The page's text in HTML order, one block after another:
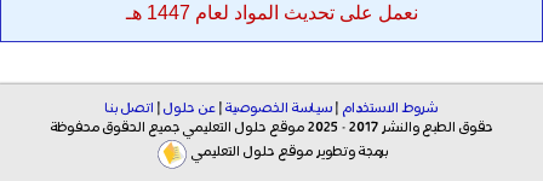
نعمل على تحديث المواد لعام 1447 هـ
شروط الاستخدام | سياسة الخصوصية | عن حلول | اتصل بنا
حقوق الطبع والنشر 2017 - 2025 موقع حلول التعليمي جميع الحقوق محفوظة
برمجة وتطوير موقع حلول التعليمي